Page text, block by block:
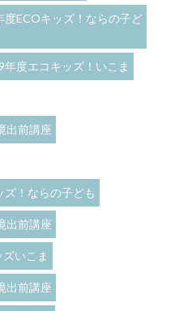
ECOキッズ！ならの子ど
度エコキッズ！いこま
出前講座
！ならの子ども
出前講座
いこま
出前講座